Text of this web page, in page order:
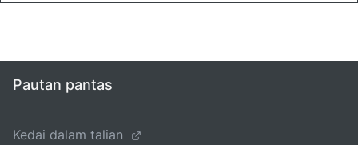
Pautan pantas
Kedai dalam talian